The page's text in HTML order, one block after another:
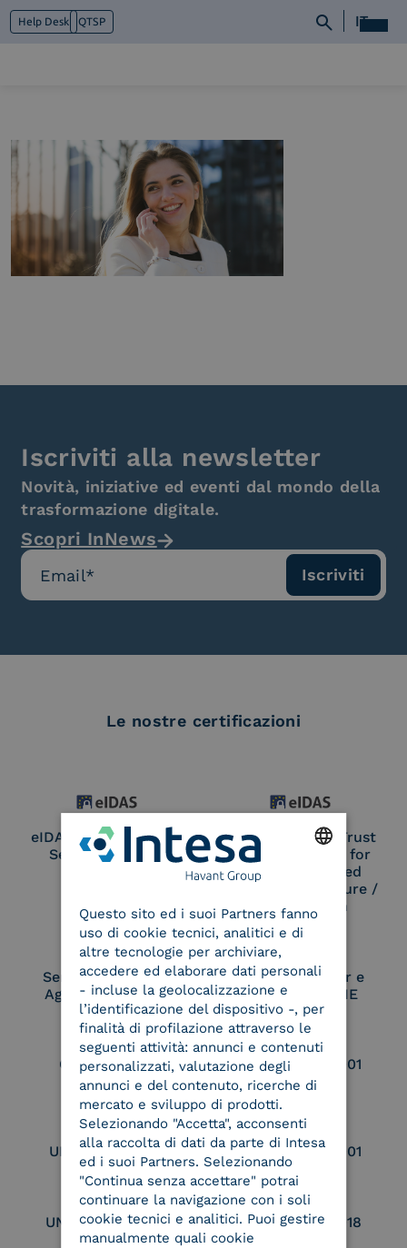
Help Desk QTSP IT
Cosa facciamo
Piattaforme
Industry
News e Media
Contattaci
Iscriviti alla newsletter
Novità, iniziative ed eventi dal mondo della
trasformazione digitale.
Scopri InNews
Le nostre certificazioni
eIDAS Qualified Trust
Service Provider
eIDAS Qualified Trust
Service Provider for
Remote Qualified
Electronic Signature /
Seal Creation
Service Provider e
Aggregatore SPID
Service Provider e
Aggregatore CIE
Conservatore
qualificato
UNI EN ISO 37001
UNI EN ISO 9001 UNI EN ISO 27001
UNI EN ISO 27017 UNI EN ISO 27018
ITALIAN
Questo sito ed i suoi Partners fanno
uso di cookie tecnici, analitici e di
altre tecnologie per archiviare,
accedere ed elaborare dati personali
- incluse la geolocalizzazione e
l’identificazione del dispositivo -, per
finalità di profilazione attraverso le
seguenti attività: annunci e contenuti
personalizzati, valutazione degli
annunci e del contenuto, ricerche di
mercato e sviluppo di prodotti.
Selezionando "Accetta", acconsenti
alla raccolta di dati da parte di Intesa
ed i suoi Partners. Selezionando
"Continua senza accettare" potrai
continuare la navigazione con i soli
cookie tecnici e analitici. Puoi gestire
manualmente quali cookie